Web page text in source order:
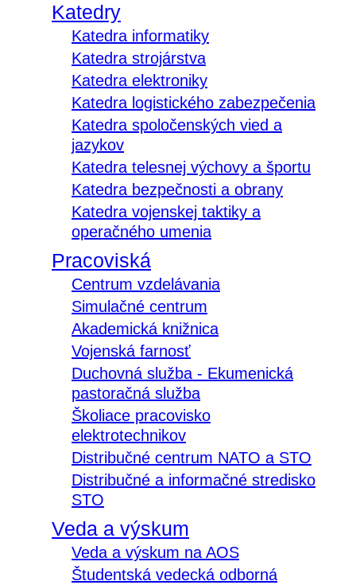
Katedry
Katedra informatiky
Katedra strojárstva
Katedra elektroniky
Katedra logistického zabezpečenia
Katedra spoločenských vied a
jazykov
Katedra telesnej výchovy a športu
Katedra bezpečnosti a obrany
Katedra vojenskej taktiky a
operačného umenia
Pracoviská
Centrum vzdelávania
Simulačné centrum
Akademická knižnica
Vojenská farnosť
Duchovná služba - Ekumenická
pastoračná služba
Školiace pracovisko
elektrotechnikov
Distribučné centrum NATO a STO
Distribučné a informačné stredisko
STO
Veda a výskum
Veda a výskum na AOS
Študentská vedecká odborná